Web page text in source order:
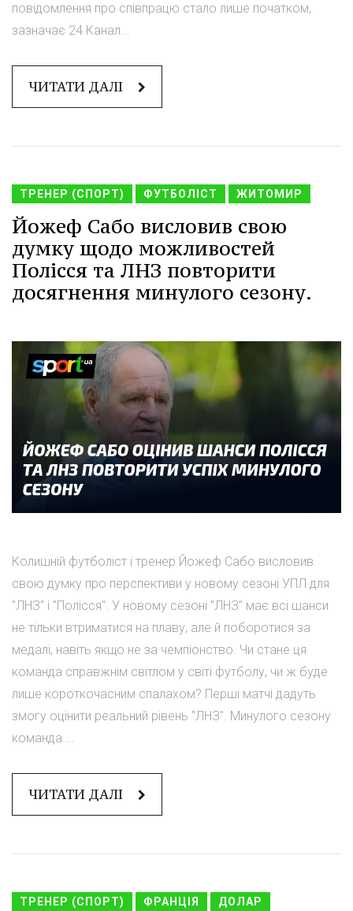
повідомлення про співпрацю стало лише початком,
зазначає 24 Канал...
ЧИТАТИ ДАЛІ
ТРЕНЕР (СПОРТ) ФУТБОЛІСТ ЖИТОМИР
Йожеф Сабо висловив свою
думку щодо можливостей
Полісся та ЛНЗ повторити
досягнення минулого сезону.
Колишній футболіст і тренер Йожеф Сабо висловив
свою думку про перспективи у новому сезоні УПЛ для
"ЛНЗ" і "Полісся". У новому сезоні "ЛНЗ" має всі шанси
не тільки втриматися на плаву, але й поборотися за
медалі, навіть якщо не за чемпіонство. Чи стане ця
команда справжнім світлом у світі футболу, чи ж буде
лише короткочасним спалахом? Перші матчі дадуть
змогу оцінити реальний рівень "ЛНЗ". Минулого сезону
команда ...
ЧИТАТИ ДАЛІ
ТРЕНЕР (СПОРТ) ФРАНЦІЯ ДОЛАР